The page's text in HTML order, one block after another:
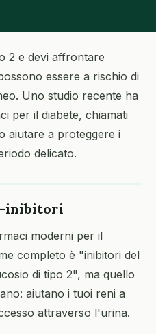
2 e devi affrontare
essere a rischio di
Uno studio recente ha
per il diabete, chiamati
aiutare a proteggere i
delicato.
inibitori
moderni per il
completo è "inibitori del
di tipo 2", ma quello
aiutano i tuoi reni a
attraverso l'urina.